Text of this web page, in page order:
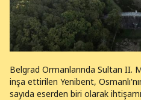
Belgrad Ormanlarında Sultan II.
inşa ettirilen Yenibent,
sayıda eserden biri olarak